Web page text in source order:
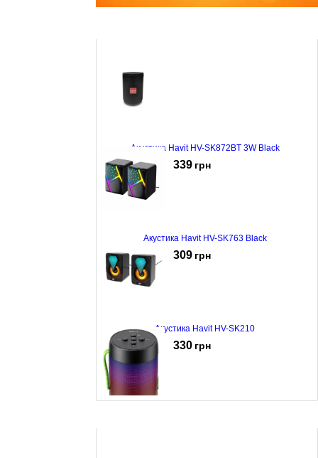
Акустика Havit HV-SK872BT 3W Black
339 грн
Акустика Havit HV-SK763 Black
309 грн
Акустика Havit HV-SK210
330 грн